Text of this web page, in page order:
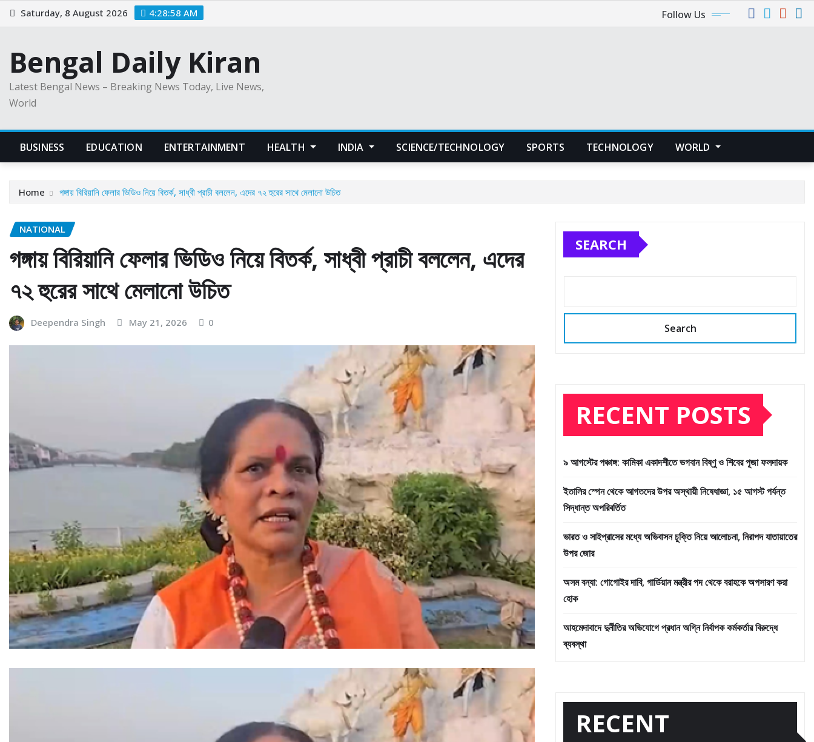
Skip
to
Saturday, 8 August 2026 4:28:59 AM Follow Us
Bengal Daily Kiran
Latest Bengal News – Breaking News Today, Live News,
World
BUSINESS EDUCATION ENTERTAINMENT HEALTH INDIA SCIENCE/TECHNOLOGY SPORTS TECHNOLOGY WORLD
Home গঙ্গায় বিরিয়ানি ফেলার ভিডিও নিয়ে বিতর্ক, সাধ্বী প্রাচী বললেন, এদের ৭২ হুরের সাথে মেলানো উচিত
NATIONAL
গঙ্গায় বিরিয়ানি ফেলার ভিডিও নিয়ে বিতর্ক, সাধ্বী প্রাচী বললেন, এদের
৭২ হুরের সাথে মেলানো উচিত
Deependra Singh May 21, 2026 0
SEARCH
Search
RECENT POSTS
৯ আগস্টের পঞ্চাঙ্গ: কামিকা একাদশীতে ভগবান বিষ্ণু ও শিবের পূজা ফলদায়ক
ইতালির স্পেন থেকে আগতদের উপর অস্থায়ী নিষেধাজ্ঞা, ১৫ আগস্ট পর্যন্ত
সিদ্ধান্ত অপরিবর্তিত
ভারত ও সাইপ্রাসের মধ্যে অভিবাসন চুক্তি নিয়ে আলোচনা, নিরাপদ যাতায়াতের
উপর জোর
অসম বন্যা: গোগোইর দাবি, গার্ডিয়ান মন্ত্রীর পদ থেকে বরাহকে অপসারণ করা
হোক
আহমেদাবাদে দুর্নীতির অভিযোগে প্রধান অগ্নি নির্বাপক কর্মকর্তার বিরুদ্ধে
ব্যবস্থা
RECENT